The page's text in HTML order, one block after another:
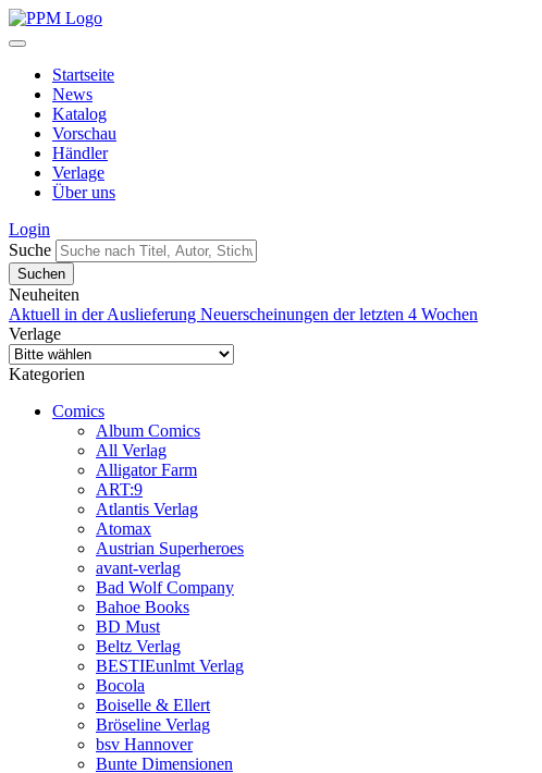
Startseite
News
Katalog
Vorschau
Händler
Verlage
Über uns
Login
Suche
Neuheiten
Aktuell in der Auslieferung Neuerscheinungen der letzten 4 Wochen
Verlage
Kategorien
Comics
Album Comics
All Verlag
Alligator Farm
ART:9
Atlantis Verlag
Atomax
Austrian Superheroes
avant-verlag
Bad Wolf Company
Bahoe Books
BD Must
Beltz Verlag
BESTIEunlmt Verlag
Bocola
Boiselle & Ellert
Bröseline Verlag
bsv Hannover
Bunte Dimensionen